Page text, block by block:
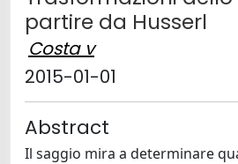
partire da Husserl
Costa v
2015-01-01
Abstract
Il saggio mira a determinare